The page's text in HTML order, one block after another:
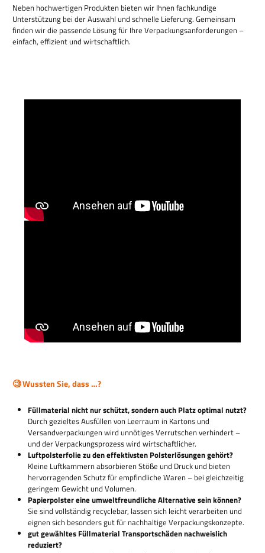
Neben hochwertigen Produkten bieten wir Ihnen fachkundige
Unterstützung bei der Auswahl und schnelle Lieferung. Gemeinsam
finden wir die passende Lösung für Ihre Verpackungsanforderungen –
einfach, effizient und wirtschaftlich.
🧐 Wussten Sie, dass …?
Füllmaterial nicht nur schützt, sondern auch Platz optimal nutzt?
Durch gezieltes Ausfüllen von Leerraum in Kartons und
Versandverpackungen wird unnötiges Verrutschen verhindert –
und der Verpackungsprozess wird wirtschaftlicher.
Luftpolsterfolie zu den effektivsten Polsterlösungen gehört?
Kleine Luftkammern absorbieren Stöße und Druck und bieten
hervorragenden Schutz für empfindliche Waren – bei gleichzeitig
geringem Gewicht und Volumen.
Papierpolster eine umweltfreundliche Alternative sein können?
Sie sind vollständig recyclebar, lassen sich leicht verarbeiten und
eignen sich besonders gut für nachhaltige Verpackungskonzepte.
gut gewähltes Füllmaterial Transportschäden nachweislich
reduziert?